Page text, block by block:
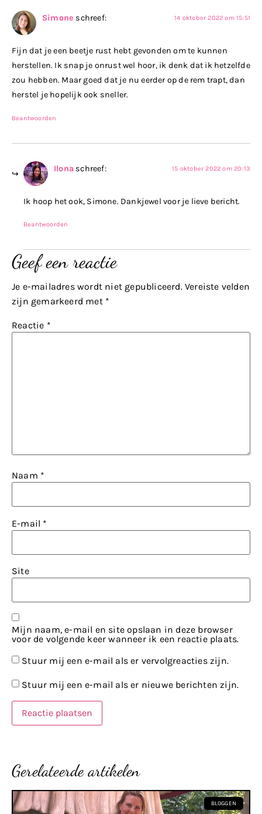
Simone schreef: 14 oktober 2022 om 15:51
Fijn dat je een beetje rust hebt gevonden om te kunnen
herstellen. Ik snap je onrust wel hoor, ik denk dat ik hetzelfde
zou hebben. Maar goed dat je nu eerder op de rem trapt, dan
herstel je hopelijk ook sneller.
Beantwoorden
Ilona schreef: 15 oktober 2022 om 20:13
Ik hoop het ook, Simone. Dankjewel voor je lieve bericht.
Beantwoorden
Geef een reactie
Je e-mailadres wordt niet gepubliceerd. Vereiste velden
zijn gemarkeerd met *
Reactie *
Naam *
E-mail *
Site
Mijn naam, e-mail en site opslaan in deze browser
voor de volgende keer wanneer ik een reactie plaats.
Stuur mij een e-mail als er vervolgreacties zijn.
Stuur mij een e-mail als er nieuwe berichten zijn.
Gerelateerde artikelen
BLOGGEN